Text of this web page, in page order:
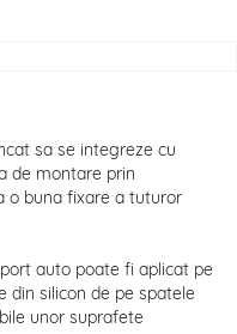
sa se integreze cu
de montare prin
o buna fixare a tuturor
auto poate fi aplicat pe
din silicon de pe spatele
unor suprafete